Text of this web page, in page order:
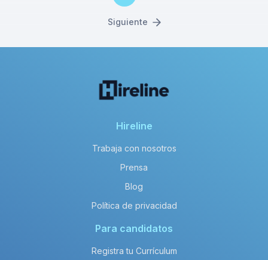
Siguiente
Hireline
Trabaja con nosotros
Prensa
Blog
Política de privacidad
Para candidatos
Registra tu Currículum